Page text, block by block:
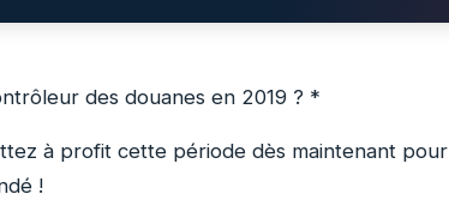
des douanes en 2019 ? *
à profit cette période dès maintenant pour
!